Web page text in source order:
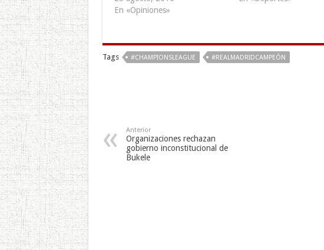
En «Opiniones»
Tags #CHAMPIONSLEAGUE #REALMADRIDCAMPEÓN
Anterior
Organizaciones rechazan
gobierno inconstitucional de
Bukele